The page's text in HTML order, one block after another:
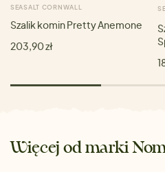
SEASALT CORNWALL
Szalik komin Pretty Anemone
203,90 zł
Więcej od marki